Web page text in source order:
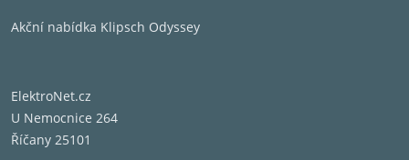
Akční nabídka Klipsch Odyssey
ElektroNet.cz
U Nemocnice 264
Říčany 25101